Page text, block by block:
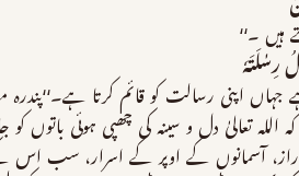
ہیں ۔‘‘
رِسٰلَتَہٗ
جہاں اپنی رسالت کو قائم کرتا
، کہ اللہ تعالیٰ دل و سینہ کی چھپی ہوئی
آسمانوں کے اوپر کے اسرار، سب اس کے